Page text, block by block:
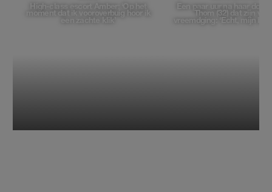
High-class escort Amber: ‘Op het
moment dat ik vooroverbuig hoor ik
een zachte klik’
Een paar uur na haar
Thom (32) dat zijn
vreemdging: 'Echt, mijn